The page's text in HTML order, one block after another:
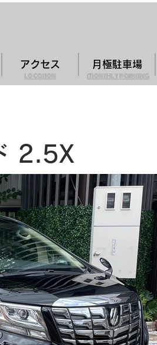
アクセス
location
月極駐車場
monthly parking
2.5X